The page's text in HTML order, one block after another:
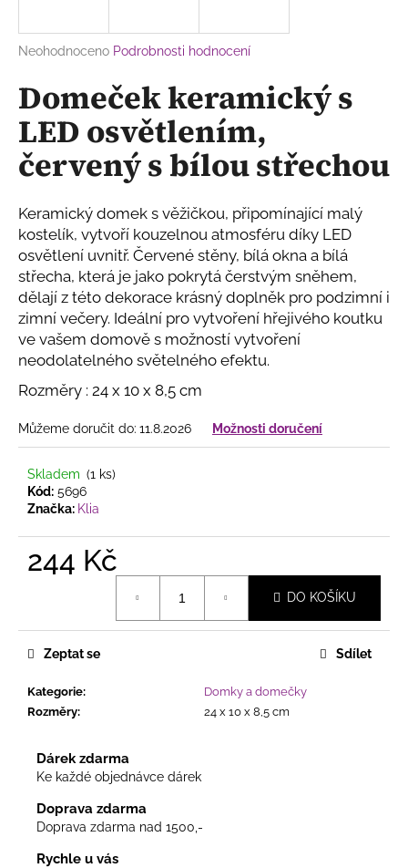
Průměrné
produktu
0,0
z
5
hvězdiček.
Neohodnoceno Podrobnosti hodnocení
Domeček keramický s
LED osvětlením,
červený s bílou střechou
Keramický domek s věžičkou, připomínající malý
kostelík, vytvoří kouzelnou atmosféru díky LED
osvětlení uvnitř. Červené stěny, bílá okna a bílá
střecha, která je jako pokrytá čerstvým sněhem,
dělají z této dekorace krásný doplněk pro podzimní i
zimní večery. Ideální pro vytvoření hřejivého koutku
ve vašem domově s možností vytvoření
neodolatelného světelného efektu.
Rozměry : 24 x 10 x 8,5 cm
Můžeme doručit do: 11.8.2026 Možnosti doručení
Skladem (1 ks)
Kód: 5696
Značka: Klia
244 Kč
DO KOŠÍKU
Kategorie:
Domky a domečky
Rozměry: 24 x 10 x 8,5 cm
Zeptat se Sdílet
Dárek zdarma
Ke každé objednávce dárek
Doprava zdarma
Doprava zdarma nad 1500,-
Rychle u vás
j
t
?
HLEDAT
D
o
p
o
r
u
u
j
e
m
e
SAMETOVÉ
POVRCHEM
DEKORAČNÍ
VE
ČTYŘECH
ŠÍŘKÁCH